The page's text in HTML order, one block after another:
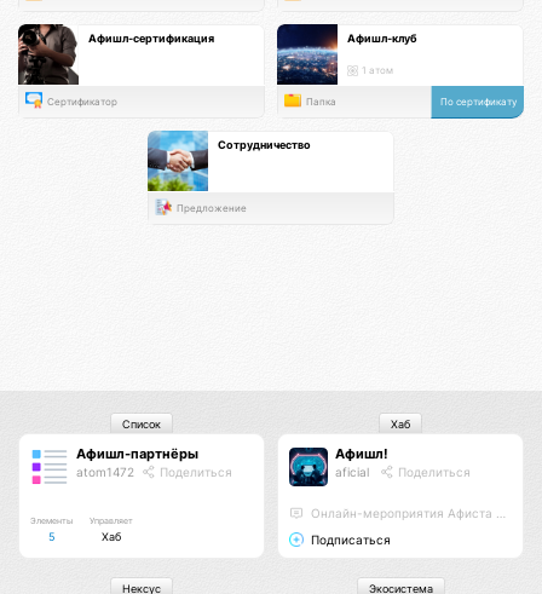
Афишл-сертификация
Сертификатор
Афишл-клуб
1 атом
Папка По сертификату
Сотрудничество
Предложение
Афишл-партнёры
atom1472 Поделиться
Элементы
5
Управляет
Хаб
Список
Афишл!
aficial Поделиться
Онлайн-мероприятия Афиста Лаб
Подписаться
Хаб
Нексус Экосистема